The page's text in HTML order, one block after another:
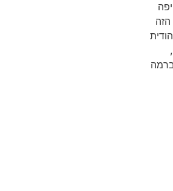
הזה
ברמה